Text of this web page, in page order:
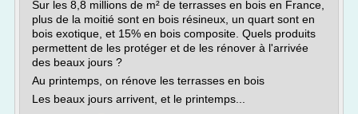
Sur les 8,8 millions de m² de terrasses en bois en France,
plus de la moitié sont en bois résineux, un quart sont en
bois exotique, et 15% en bois composite. Quels produits
permettent de les protéger et de les rénover à l'arrivée
des beaux jours ?
Au printemps, on rénove les terrasses en bois
Les beaux jours arrivent, et le printemps...